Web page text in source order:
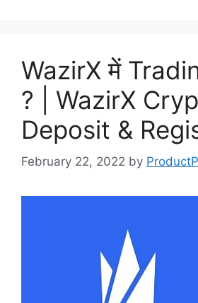
WazirX में
? | WazirX
Deposit &
February 22, 2022 by